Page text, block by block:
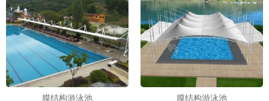
膜结构游泳池 膜结构游泳池